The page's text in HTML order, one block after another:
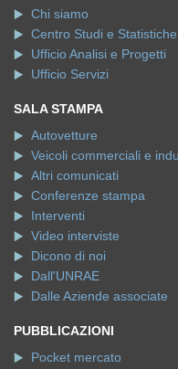
Chi siamo
Centro Studi e Statistiche
Ufficio Analisi e Progetti
Ufficio Servizi
SALA STAMPA
Autovetture
Veicoli commerciali e
Altri comunicati
Conferenze stampa
Interventi
Video interviste
Dicono di noi
Dall'UNRAE
Dalle Aziende associate
PUBBLICAZIONI
Pocket mercato